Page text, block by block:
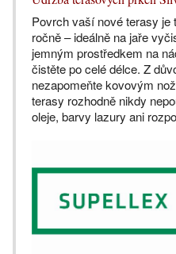
Povrch vaší nové terasy je
ročně – ideálně na jaře
jemným prostředkem na
čistěte po celé délce. Z
nezapomeňte kovovým
terasy rozhodně nikdy
oleje, barvy lazury ani